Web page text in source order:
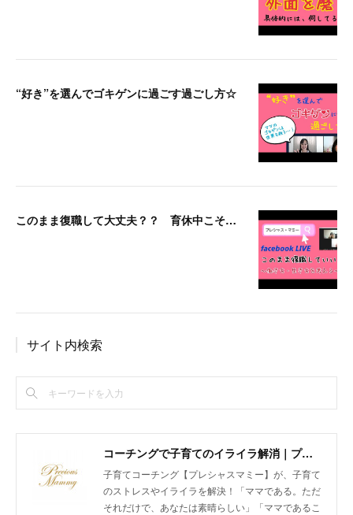
“好き”を選んでゴキゲンに過ごす過ごし方☆
このまま復職して大丈夫？？ 育休中こそ要チェック！仕事と子育ての両立とは？？漠然とした不安感、モヤモヤがあるということは・・・
サイト内検索
コーチングで子育てのイライラ解消｜プレシャスマミー 公式ホームページ
子育てコーチング【プレシャスマミー】が、子育て
のストレスやイライラを解決！「ママである。ただ
それだけで、あなたは素晴らしい」「ママであるこ